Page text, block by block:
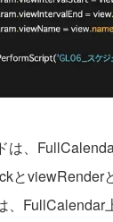
、
とviewRender
、FullCalendar